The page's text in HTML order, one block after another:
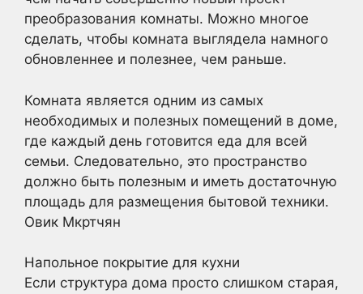
преобразования комнаты. Можно многое
сделать, чтобы комната выглядела намного
обновленнее и полезнее, чем раньше.
Комната является одним из самых
необходимых и полезных помещений в доме,
где каждый день готовится еда для всей
семьи. Следовательно, это пространство
должно быть полезным и иметь достаточную
площадь для размещения бытовой техники.
Овик Мкртчян
Напольное покрытие для кухни
Если структура дома просто слишком старая,